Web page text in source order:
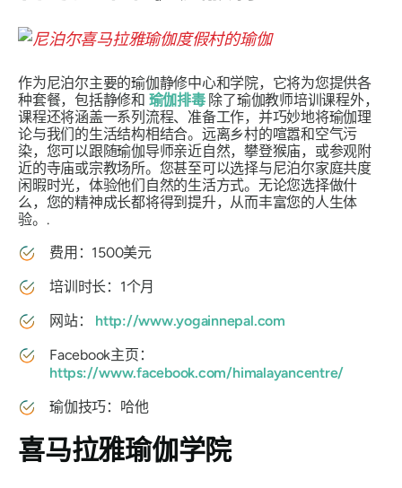
作为尼泊尔主要的瑜伽静修中心和学院，它将为您提供各
种套餐，包括静修和 瑜伽排毒除了瑜伽教师培训课程外，
课程还将涵盖一系列流程、准备工作，并巧妙地将瑜伽理
论与我们的生活结构相结合。远离乡村的喧嚣和空气污
染，您可以跟随瑜伽导师亲近自然，攀登猴庙，或参观附
近的寺庙或宗教场所。您甚至可以选择与尼泊尔家庭共度
闲暇时光，体验他们自然的生活方式。无论您选择做什
么，您的精神成长都将得到提升，从而丰富您的人生体
验。.
费用：1500美元
培训时长：1个月
网站： http://www.yogainnepal.com
Facebook主页：
https://www.facebook.com/himalayancentre/
瑜伽技巧：哈他
喜马拉雅瑜伽学院